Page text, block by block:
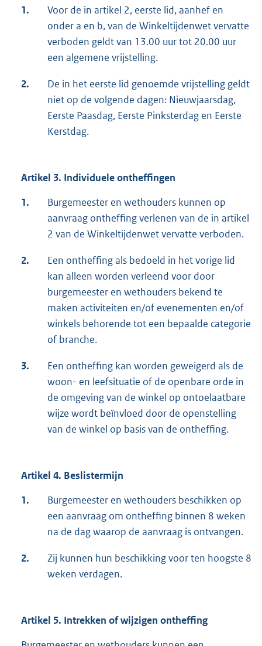
1.
Voor de in artikel 2, eerste lid, aanhef en
onder a en b, van de Winkeltijdenwet vervatte
verboden geldt van 13.00 uur tot 20.00 uur
een algemene vrijstelling.
2.
De in het eerste lid genoemde vrijstelling geldt
niet op de volgende dagen: Nieuwjaarsdag,
Eerste Paasdag, Eerste Pinksterdag en Eerste
Kerstdag.
Artikel 3. Individuele ontheffingen
1.
Burgemeester en wethouders kunnen op
aanvraag ontheffing verlenen van de in artikel
2 van de Winkeltijdenwet vervatte verboden.
2.
Een ontheffing als bedoeld in het vorige lid
kan alleen worden verleend voor door
burgemeester en wethouders bekend te
maken activiteiten en/of evenementen en/of
winkels behorende tot een bepaalde categorie
of branche.
3.
Een ontheffing kan worden geweigerd als de
woon- en leefsituatie of de openbare orde in
de omgeving van de winkel op ontoelaatbare
wijze wordt beïnvloed door de openstelling
van de winkel op basis van de ontheffing.
Artikel 4. Beslistermijn
1.
Burgemeester en wethouders beschikken op
een aanvraag om ontheffing binnen 8 weken
na de dag waarop de aanvraag is ontvangen.
2.
Zij kunnen hun beschikking voor ten hoogste 8
weken verdagen.
Artikel 5. Intrekken of wijzigen ontheffing